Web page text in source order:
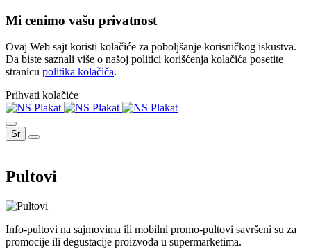
Mi cenimo vašu privatnost
Ovaj Web sajt koristi kolačiće za poboljšanje korisničkog iskustva.
Da biste saznali više o našoj politici korišćenja kolačića posetite
stranicu politika kolačiča.
Prihvati kolačiće
Sr
Pultovi
Info-pultovi na sajmovima ili mobilni promo-pultovi savršeni su za
promocije ili degustacije proizvoda u supermarketima.